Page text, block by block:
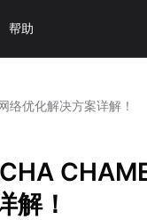
帮助
络优化解决方案详解！
解！